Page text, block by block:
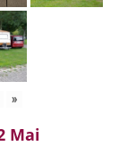
»
Mai